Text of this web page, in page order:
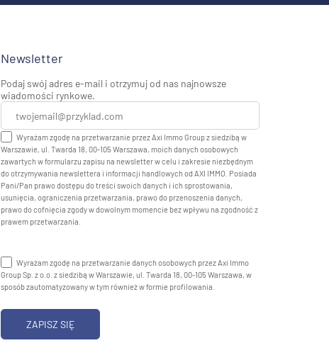
Newsletter
Podaj swój adres e-mail i otrzymuj od nas najnowsze
wiadomości rynkowe.
Wyrażam zgodę na przetwarzanie przez Axi Immo Group z siedzibą w
Warszawie, ul. Twarda 18, 00-105 Warszawa, moich danych osobowych
zawartych w formularzu zapisu na newsletter w celu i zakresie niezbędnym
do otrzymywania newslettera i informacji handlowych od AXI IMMO. Posiada
Pani/Pan prawo dostępu do treści swoich danych i ich sprostowania,
usunięcia, ograniczenia przetwarzania, prawo do przenoszenia danych,
prawo do cofnięcia zgody w dowolnym momencie bez wpływu na zgodność z
prawem przetwarzania.
Wyrażam zgodę na przetwarzanie danych osobowych przez Axi Immo
Group Sp. z o.o. z siedzibą w Warszawie, ul. Twarda 18, 00-105 Warszawa, w
sposób zautomatyzowany w tym również w formie profilowania.